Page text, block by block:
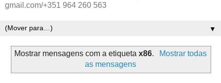
gmail.com/+351 964 260 563
▼
Mostrar mensagens com a etiquetax86.
Mostrar todas
as mensagens